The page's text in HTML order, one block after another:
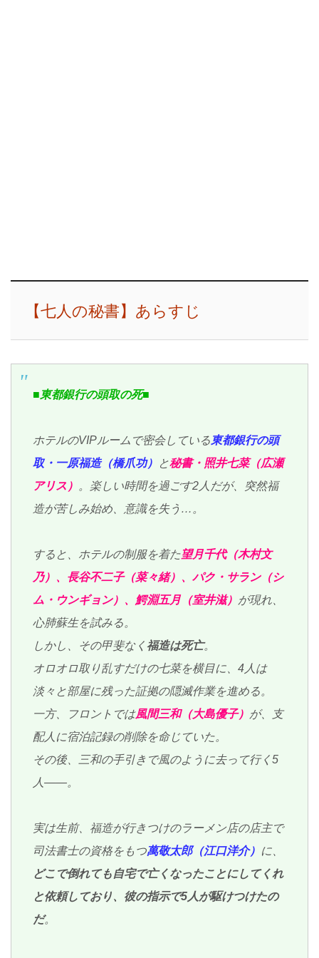
【七人の秘書】あらすじ
■東都銀行の頭取の死■
ホテルのVIPルームで密会している東都銀行の頭
取・一原福造（橋爪功）
と秘書・照井七菜（広瀬
アリス） 。楽しい時間を過ごす2人だが、突然福
造が苦しみ始め、意識を失う…。
すると、ホテルの制服を着た望月千代（木村文
乃）、長谷不二子（菜々緒）、パク・サラン（シ
ム・ウンギョン）、鰐淵五月（室井滋） が現れ、
心肺蘇生を試みる。
しかし、その甲斐なく福造は死亡。
オロオロ取り乱すだけの七菜を横目に、4人は
淡々と部屋に残った証拠の隠滅作業を進める。
一方、フロントでは風間三和（大島優子） が、支
配人に宿泊記録の削除を命じていた。
その後、三和の手引きで風のように去って行く5
人――。
実は生前、福造が行きつけのラーメン店の店主で
司法書士の資格をもつ萬敬太郎（江口洋介） に、
どこで倒れても自宅で亡くなったことにしてくれ
と依頼しており、彼の指示で5人が駆けつけたの
だ。